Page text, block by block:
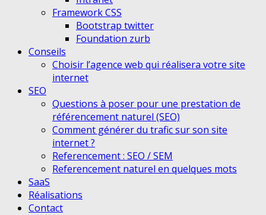
Framework CSS
Bootstrap twitter
Foundation zurb
Conseils
Choisir l’agence web qui réalisera votre site
internet
SEO
Questions à poser pour une prestation de
référencement naturel (SEO)
Comment générer du trafic sur son site
internet ?
Referencement : SEO / SEM
Referencement naturel en quelques mots
SaaS
Réalisations
Contact